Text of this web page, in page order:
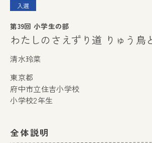
入選
第39回 小学生の部
わたしのさえずり道 りゅう鳥
清水玲菜
東京都
府中市立住吉小学校
小学校2年生
全体説明